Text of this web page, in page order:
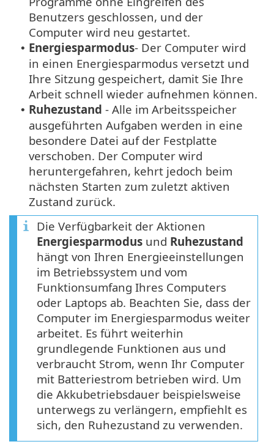
Benutzers geschlossen, und der
Computer wird neu gestartet.
• Energiesparmodus- Der Computer wird
in einen Energiesparmodus versetzt und
Ihre Sitzung gespeichert, damit Sie Ihre
Arbeit schnell wieder aufnehmen können.
• Ruhezustand - Alle im Arbeitsspeicher
ausgeführten Aufgaben werden in eine
besondere Datei auf der Festplatte
verschoben. Der Computer wird
heruntergefahren, kehrt jedoch beim
nächsten Starten zum zuletzt aktiven
Zustand zurück.
Die Verfügbarkeit der Aktionen
Energiesparmodus und Ruhezustand
hängt von Ihren Energieeinstellungen
im Betriebssystem und vom
Funktionsumfang Ihres Computers
oder Laptops ab. Beachten Sie, dass der
Computer im Energiesparmodus weiter
arbeitet. Es führt weiterhin
grundlegende Funktionen aus und
verbraucht Strom, wenn Ihr Computer
mit Batteriestrom betrieben wird. Um
die Akkubetriebsdauer beispielsweise
unterwegs zu verlängern, empfiehlt es
sich, den Ruhezustand zu verwenden.